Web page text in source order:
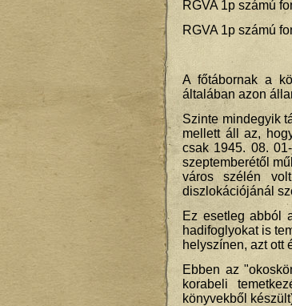
RGVA 1p számú
RGVA 1p számú
A főtábornak a
általában azon
Szinte mindegyik
mellett áll az,
csak 1945. 08.
szeptemberétől
város szélén
diszlokációjánál
Ez esetleg abból
hadifoglyokat is
helyszínen, azt ott
Ebben az
korabeli
könyvekből